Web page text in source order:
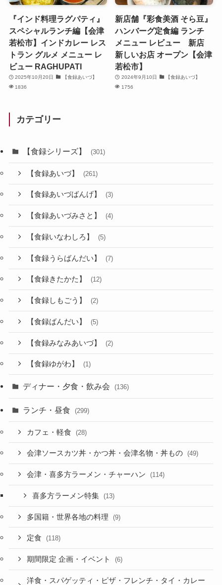
『インド料理ラグパティ』
スペシャルランチ編【会津
若松市】インドカレー レス
トラン グルメ メニュー レ
ビュー RAGHUPATI
2025年10月20日
【食録あいづ】
1836
新店舗『彩食美酒 そら豆』
ハンバーグ定食編 ランチ
メニュー レビュー 新店
新しいお店 オープン【会津
若松市】
2024年9月10日
【食録あいづ】
1756
カテゴリー
【食録シリーズ】 (301)
【食録あいづ】 (261)
【食録あいづばんげ】 (3)
【食録あいづみさと】 (4)
【食録いなわしろ】 (5)
【食録うらばんだい】 (7)
【食録きたかた】 (12)
【食録しもごう】 (2)
【食録ばんだい】 (5)
【食録みなみあいづ】 (2)
【食録ゆがわ】 (1)
ディナー・夕食・飲み会 (136)
ランチ・昼食 (299)
カフェ・軽食 (28)
会津ソースカツ丼・かつ丼・会津名物・丼もの (49)
会津・喜多方ラーメン・チャーハン (114)
喜多方ラーメン特集 (13)
多国籍・世界各地の料理 (9)
定食 (118)
期間限定 企画・イベント (6)
洋食・スパゲッティ・ピザ・フレンチ・タイ・カレー